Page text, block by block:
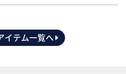
イテム一覧へ